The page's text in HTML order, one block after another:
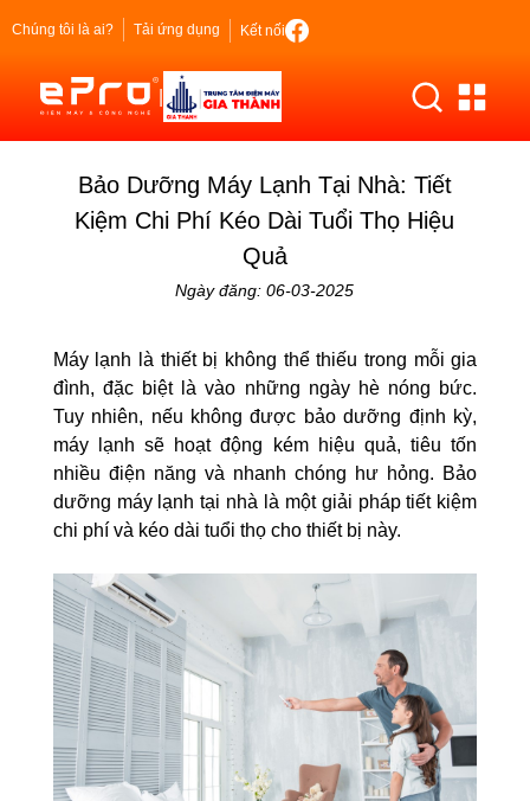
Chúng tôi là ai? Tải ứng dụng Kết nối
Bảo Dưỡng Máy Lạnh Tại Nhà: Tiết
Kiệm Chi Phí Kéo Dài Tuổi Thọ Hiệu
Quả
Ngày đăng: 06-03-2025
Máy lạnh là thiết bị không thể thiếu trong mỗi gia
đình, đặc biệt là vào những ngày hè nóng bức.
Tuy nhiên, nếu không được bảo dưỡng định kỳ,
máy lạnh sẽ hoạt động kém hiệu quả, tiêu tốn
nhiều điện năng và nhanh chóng hư hỏng. Bảo
dưỡng máy lạnh tại nhà là một giải pháp tiết kiệm
chi phí và kéo dài tuổi thọ cho thiết bị này.